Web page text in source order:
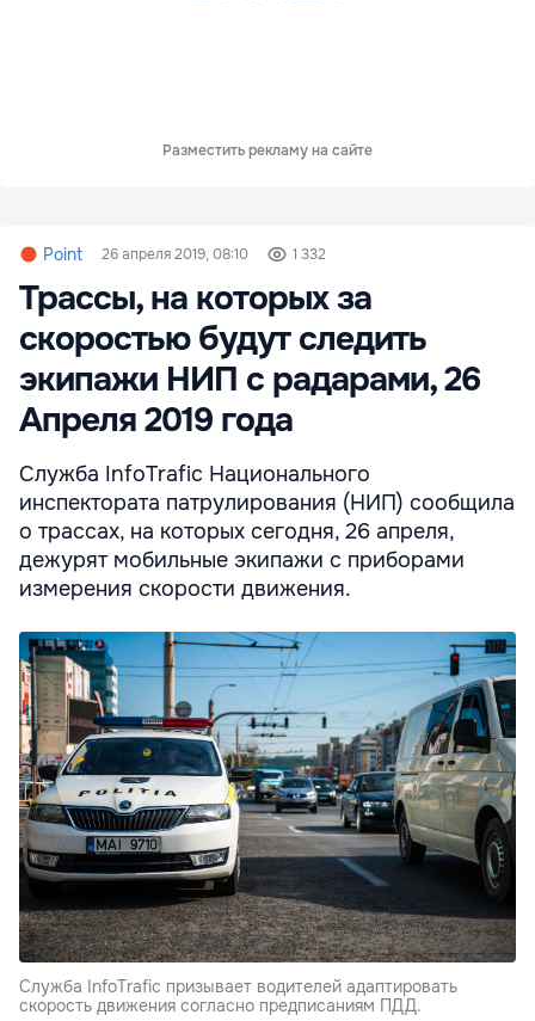
Разместить рекламу на сайте
Point 26 апреля 2019, 08:10 1 332
Трассы, на которых за
скоростью будут следить
экипажи НИП с радарами, 26
Апреля 2019 года
Служба InfoTrafic Национального
инспектората патрулирования (НИП) сообщила
о трассах, на которых сегодня, 26 апреля,
дежурят мобильные экипажи с приборами
измерения скорости движения.
Служба InfoTrafic призывает водителей адаптировать
скорость движения согласно предписаниям ПДД.